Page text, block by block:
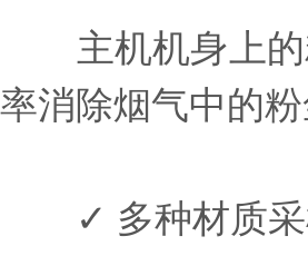
主机机身上的
率消除烟气中的
✓ 多种材质采